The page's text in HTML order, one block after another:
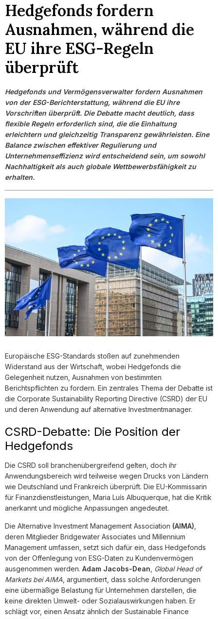
Hedgefonds fordern
Ausnahmen, während die
EU ihre ESG-Regeln
überprüft
Hedgefonds und Vermögensverwalter fordern Ausnahmen
von der ESG-Berichterstattung, während die EU ihre
Vorschriften überprüft. Die Debatte macht deutlich, dass
flexible Regeln erforderlich sind, die die Einhaltung
erleichtern und gleichzeitig Transparenz gewährleisten. Eine
Balance zwischen effektiver Regulierung und
Unternehmenseffizienz wird entscheidend sein, um sowohl
Nachhaltigkeit als auch globale Wettbewerbsfähigkeit zu
erhalten.
Europäische ESG-Standards stoßen auf zunehmenden
Widerstand aus der Wirtschaft, wobei Hedgefonds die
Gelegenheit nutzen, Ausnahmen von bestimmten
Berichtspflichten zu fordern. Ein zentrales Thema der Debatte ist
die Corporate Sustainability Reporting Directive (CSRD) der EU
und deren Anwendung auf alternative Investmentmanager.
CSRD-Debatte: Die Position der
Hedgefonds
Die CSRD soll branchenübergreifend gelten, doch ihr
Anwendungsbereich wird teilweise wegen Drucks von Ländern
wie Deutschland und Frankreich überprüft. Die EU-Kommissarin
für Finanzdienstleistungen, Maria Luís Albuquerque, hat die Kritik
anerkannt und mögliche Anpassungen angedeutet.
Die Alternative Investment Management Association (AIMA)
deren Mitglieder Bridgewater Associates und Millennium
Management umfassen, setzt sich dafür ein, dass Hedgefonds
von der Offenlegung von ESG-Daten zu Kundenvermögen
ausgenommen werden. Adam Jacobs-Dean
Global Head of
Markets bei AIMA , argumentiert, dass solche Anforderungen
eine übermäßige Belastung für Unternehmen darstellen, die
keine direkten Umwelt- oder Sozialauswirkungen haben. Er
schlägt vor, einen Ansatz ähnlich der Sustainable Finance